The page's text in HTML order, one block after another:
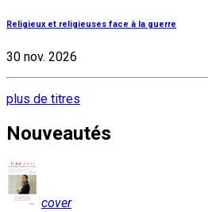
Religieux et religieuses face à la guerre
30 nov. 2026
plus de titres
Nouveautés
cover